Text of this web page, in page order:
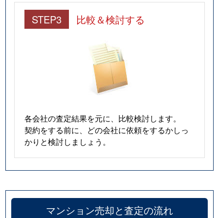
STEP3 比較＆検討する
各会社の査定結果を元に、比較検討します。
契約をする前に、どの会社に依頼をするかしっ
かりと検討しましょう。
マンション売却と査定の流れ